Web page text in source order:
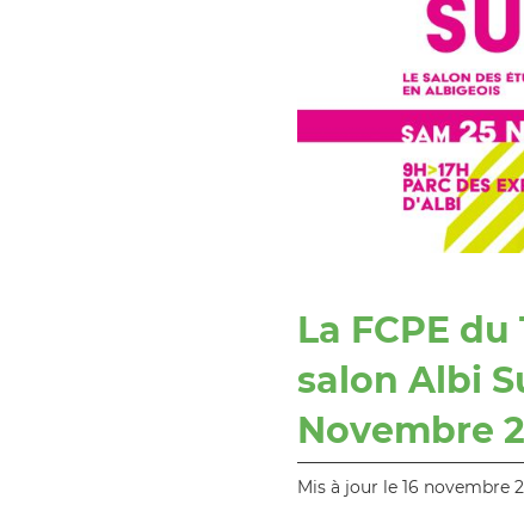
La FCPE
salon Albi
Novembre
Mis à jour le 16 novembre